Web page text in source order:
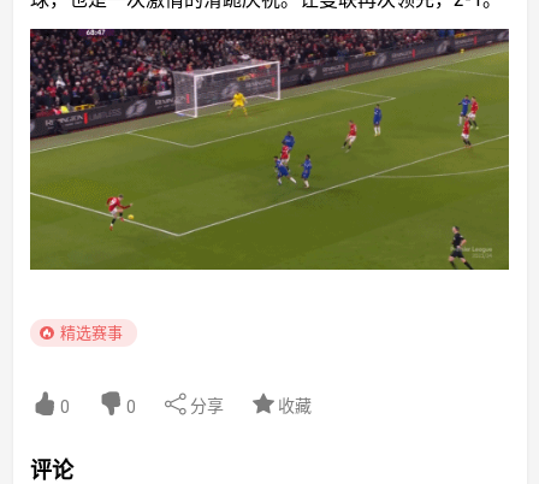
精选赛事
0 0 分享 收藏
评论